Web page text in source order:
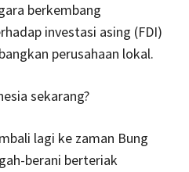
berkembang
investasi asing (FDI)
perusahaan lokal.
sekarang?
lagi ke zaman Bung
berani berteriak